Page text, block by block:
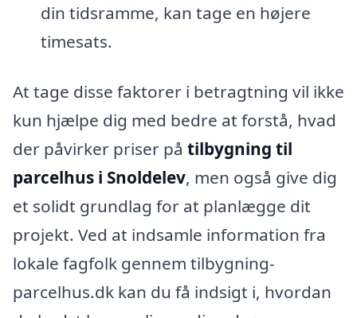
din tidsramme, kan tage en højere
timesats.
At tage disse faktorer i betragtning vil ikke
kun hjælpe dig med bedre at forstå, hvad
der påvirker priser på tilbygning til
parcelhus i Snoldelev, men også give dig
et solidt grundlag for at planlægge dit
projekt. Ved at indsamle information fra
lokale fagfolk gennem tilbygning-
parcelhus.dk kan du få indsigt i, hvordan